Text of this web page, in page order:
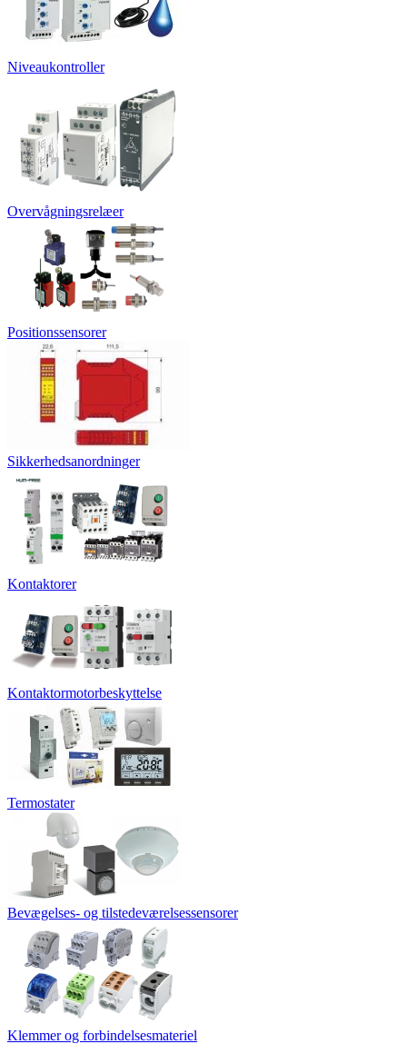
Niveaukontroller
Overvågningsrelæer
Positionssensorer
Sikkerhedsanordninger
Kontaktorer
Kontaktormotorbeskyttelse
Termostater
Bevægelses- og tilstedeværelsessensorer
Klemmer og forbindelsesmateriel